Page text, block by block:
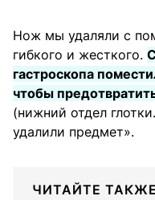
Нож мы удаляли с
гибкого и жесткого.
гастроскопа
чтобы
(нижний отдел
удалили предмет».
ЧИТАЙТЕ ТАКЖЕ